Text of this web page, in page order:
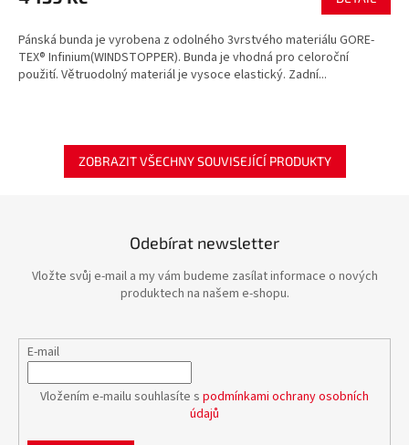
Pánská bunda je vyrobena z odolného 3vrstvého materiálu GORE-
TEX® Infinium(WINDSTOPPER). Bunda je vhodná pro celoroční
použití. Větruodolný materiál je vysoce elastický. Zadní...
ZOBRAZIT VŠECHNY SOUVISEJÍCÍ PRODUKTY
Odebírat newsletter
Vložte svůj e-mail a my vám budeme zasílat informace o nových
produktech na našem e-shopu.
E-mail
Vložením e-mailu souhlasíte s podmínkami ochrany osobních
údajů